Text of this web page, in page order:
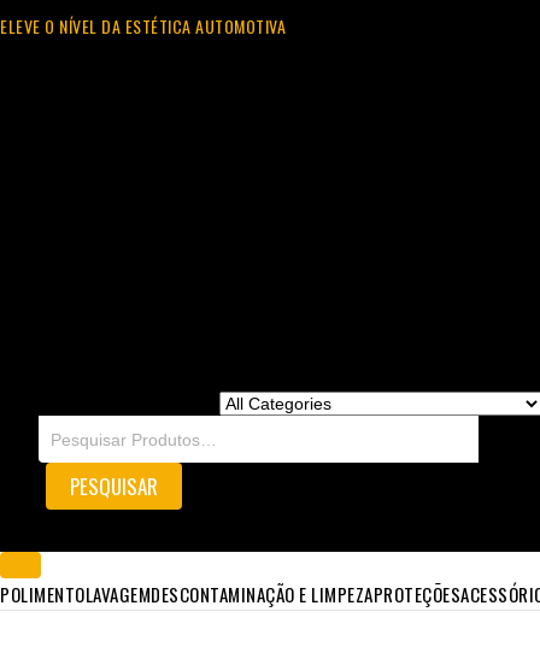
ELEVE O NÍVEL DA ESTÉTICA AUTOMOTIVA
POLIMENTOLAVAGEMDESCONTAMINAÇÃO E LIMPEZAPROTEÇÕES